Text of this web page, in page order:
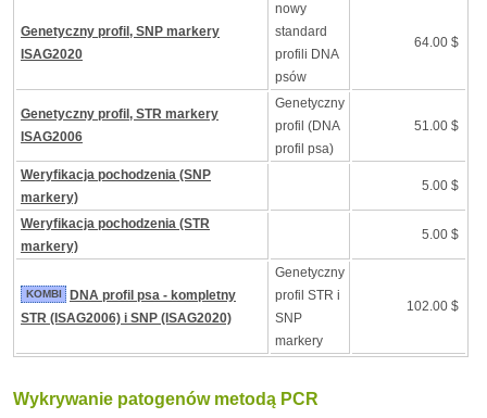
Genetyczny profil, SNP markery
ISAG2020
nowy
standard
profili DNA
psów
64.00 $
Genetyczny profil, STR markery
ISAG2006
Genetyczny
profil (DNA
profil psa)
51.00 $
Weryfikacja pochodzenia (SNP
markery)
5.00 $
Weryfikacja pochodzenia (STR
markery)
5.00 $
KOMBI
DNA profil psa - kompletny
STR (ISAG2006) i SNP (ISAG2020)
Genetyczny
profil STR i
SNP
markery
102.00 $
Wykrywanie patogenów metodą PCR